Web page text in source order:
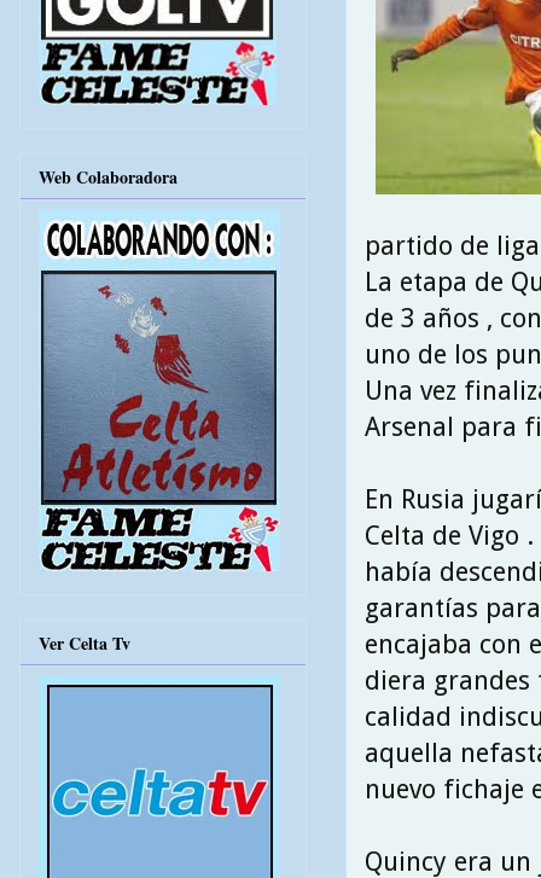
partido de
La etapa de
de 3 años ,
uno de los
Una vez
Arsenal para
En Rusia
Celta de Vigo
había
garantías
encajaba con
diera grandes
calidad
aquella
nuevo fichaje
Quincy era
Web Colaboradora
Ver Celta Tv